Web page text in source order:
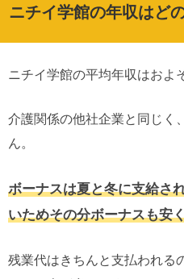
ニチイ学館の年収はど
ニチイ学館の平均年収はおよ
介護関係の他社企業と同じく
ん。
ボーナスは夏と冬に支給さ
いためその分ボーナスも安
残業代はきちんと支払われる